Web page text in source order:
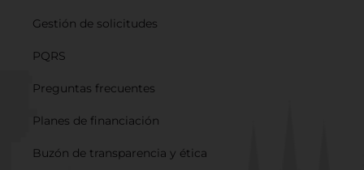
Gestión de solicitudes
PQRS
Preguntas frecuentes
Planes de financiación
Buzón de transparencia y ética